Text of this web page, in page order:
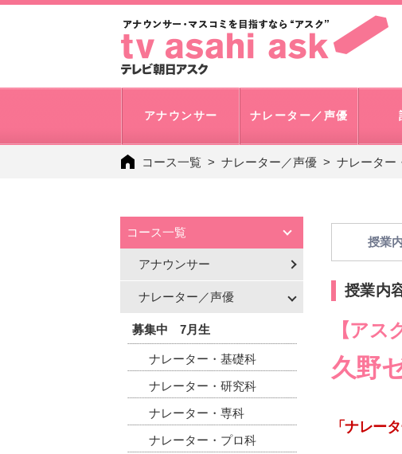
アナウンサー ナレーター／声優
コース一覧 ナレーター／声優 ナレーター
コース一覧
アナウンサー
ナレーター／声優
募集中 7月生
ナレーター・基礎科
ナレーター・研究科
ナレーター・専科
ナレーター・プロ科
授業
授業内
【アス
久野
「ナレー